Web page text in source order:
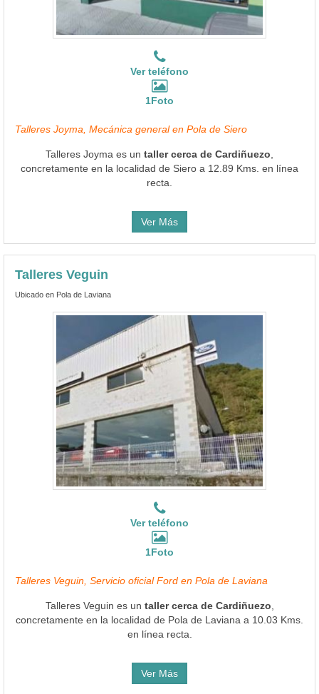
Ver teléfono
1Foto
Talleres Joyma, Mecánica general en Pola de Siero
Talleres Joyma es un taller cerca de Cardiñuezo
concretamente en la localidad de Siero a 12.89 Kms. en línea
recta.
Ver Más
Talleres Veguin
Ubicado en Pola de Laviana
Ver teléfono
1Foto
Talleres Veguin, Servicio oficial Ford en Pola de Laviana
Talleres Veguin es un taller cerca de Cardiñuezo
concretamente en la localidad de Pola de Laviana a 10.03 Kms.
en línea recta.
Ver Más